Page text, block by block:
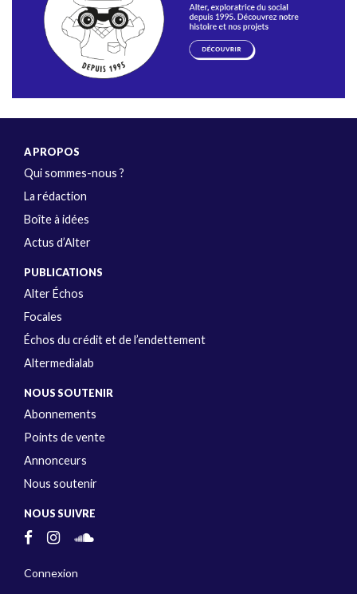
A PROPOS
Qui sommes-nous ?
La rédaction
Boîte à idées
Actus d’Alter
PUBLICATIONS
Alter Échos
Focales
Échos du crédit et de l’endettement
Altermedialab
NOUS SOUTENIR
Abonnements
Points de vente
Annonceurs
Nous soutenir
NOUS SUIVRE
Connexion